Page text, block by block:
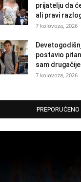
prijatelju da
ali pravi
7 kolovoza, 2026
postavio
sam
7 kolovoza, 2026
PREPORUČENO